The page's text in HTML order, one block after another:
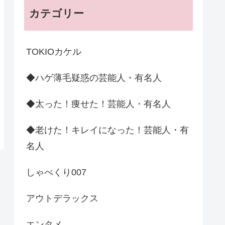
カテゴリー
TOKIOカケル
◆ハゲ薄毛疑惑の芸能人・有名人
◆太った！痩せた！芸能人・有名人
◆老けた！キレイになった！芸能人・有
名人
しゃべくり007
アウトデラックス